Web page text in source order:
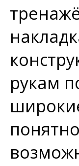
рукам